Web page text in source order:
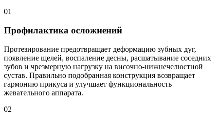
01
Профилактика осложнений
Протезирование предотвращает деформацию зубных дуг,
появление щелей, воспаление десны, расшатывание соседних
зубов и чрезмерную нагрузку на височно-нижнечелюстной
сустав. Правильно подобранная конструкция возвращает
гармонию прикуса и улучшает функциональность
жевательного аппарата.
02